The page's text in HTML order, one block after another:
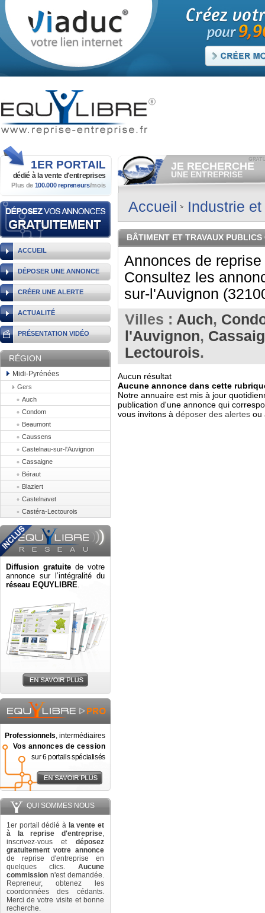
1ER PORTAIL
dédié à la vente d'entreprises
Plus de 100.000 repreneurs/mois
ACCUEIL
DÉPOSER UNE ANNONCE
CRÉER UNE ALERTE
ACTUALITÉ
PRÉSENTATION VIDÉO
RÉGION
Midi-Pyrénées
Gers
Auch
Condom
Beaumont
Caussens
Castelnau-sur-l'Auvignon
Cassaigne
Béraut
Blaziert
Castelnavet
Castéra-Lectourois
Diffusion gratuite de votre
annonce sur l’intégralité du
réseau EQUYLIBRE.
Professionnels, intermédiaires
Vos annonces de cession
sur 6 portails spécialisés
QUI SOMMES NOUS
1er portail dédié à la vente et
à la reprise d'entreprise,
inscrivez-vous et déposez
gratuitement votre annonce
de reprise d'entreprise en
quelques clics. Aucune
commission n'est demandée.
Repreneur, obtenez les
coordonnées des cédants.
Merci de votre visite et bonne
recherche.
JE RECHERCHE
UNE ENTREPRISE
Consulter gratuitementles
vendre.
Et/ou déposergratuitement
RECHERCHER UNE
ANNONCE
Accueil Industrie
BÂTIMENT ET TRAVAUX
Annonces de
Consultez les
sur-l'Auvignon
Villes : Auch,
l'Auvignon,
Lectourois.
Aucun résultat
Aucune annonce dans cette
Notre annuaire est mis à jour
publication d'une annonce qui
vous invitons à déposer des alertes ou